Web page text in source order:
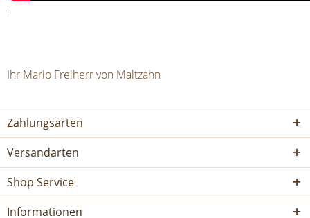
'
Ihr Mario Freiherr von Maltzahn
Zahlungsarten
Versandarten
Shop Service
Informationen